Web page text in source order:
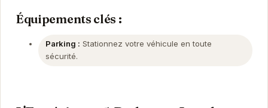
Équipements clés :
Parking : Stationnez votre véhicule en toute
sécurité.